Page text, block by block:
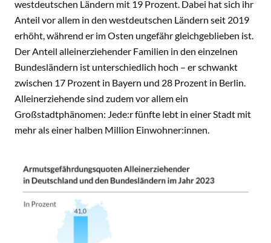
westdeutschen Ländern mit 19 Prozent. Dabei hat sich ihr
Anteil vor allem in den westdeutschen Ländern seit 2019
erhöht, während er im Osten ungefähr gleichgeblieben ist.
Der Anteil alleinerziehender Familien in den einzelnen
Bundesländern ist unterschiedlich hoch – er schwankt
zwischen 17 Prozent in Bayern und 28 Prozent in Berlin.
Alleinerziehende sind zudem vor allem ein
Großstadtphänomen: Jede:r fünfte lebt in einer Stadt mit
mehr als einer halben Million Einwohner:innen.